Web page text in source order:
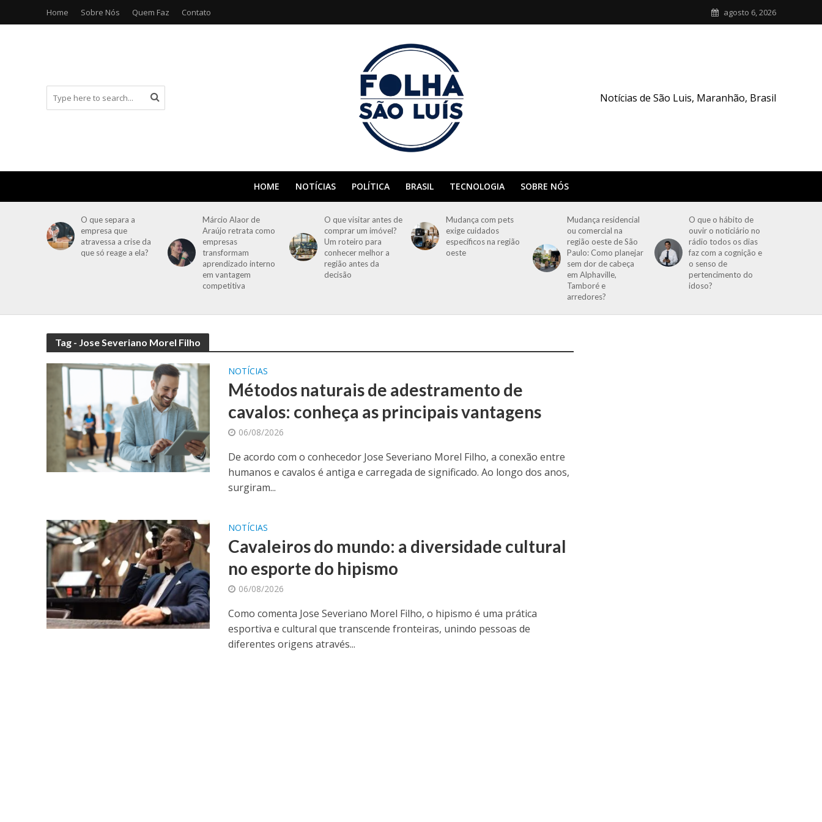
Home Sobre Nós Quem Faz Contato agosto 6, 2026
Notícias de São Luis, Maranhão, Brasil
HOME NOTÍCIAS POLÍTICA BRASIL TECNOLOGIA SOBRE NÓS
O que separa a
empresa que
atravessa a crise da
que só reage a ela?
Márcio Alaor de
Araújo retrata como
empresas
transformam
aprendizado interno
em vantagem
competitiva
O que visitar antes de
comprar um imóvel?
Um roteiro para
conhecer melhor a
região antes da
decisão
Mudança com pets
exige cuidados
específicos na região
oeste
Mudança residencial
ou comercial na
região oeste de São
Paulo: Como planejar
sem dor de cabeça
em Alphaville,
Tamboré e
arredores?
O que o hábito de
ouvir o noticiário no
rádio todos os dias
faz com a cognição e
o senso de
pertencimento do
idoso?
Tag - Jose Severiano Morel Filho
NOTÍCIAS
Métodos naturais de adestramento de
cavalos: conheça as principais vantagens
06/08/2026
De acordo com o conhecedor Jose Severiano Morel Filho, a conexão entre
humanos e cavalos é antiga e carregada de significado. Ao longo dos anos,
surgiram...
NOTÍCIAS
Cavaleiros do mundo: a diversidade cultural
no esporte do hipismo
06/08/2026
Como comenta Jose Severiano Morel Filho, o hipismo é uma prática
esportiva e cultural que transcende fronteiras, unindo pessoas de
diferentes origens através...